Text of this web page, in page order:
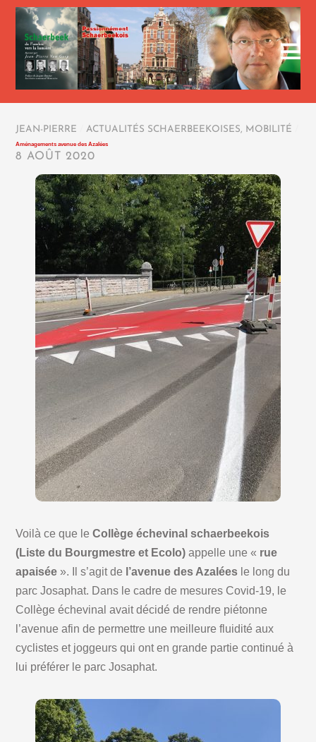
JEAN-PIERRE ACTUALITÉS SCHAERBEEKOISES, MOBILITÉ
Aménagements avenue des Azalées
8 AOÛT 2020
Voilà ce que le Collège échevinal schaerbeekois
(Liste du Bourgmestre et Ecolo) appelle une « rue
apaisée ». Il s’agit de l’avenue des Azalées le long du
parc Josaphat. Dans le cadre de mesures Covid-19, le
Collège échevinal avait décidé de rendre piétonne
l’avenue afin de permettre une meilleure fluidité aux
cyclistes et joggeurs qui ont en grande partie continué à
lui préférer le parc Josaphat.